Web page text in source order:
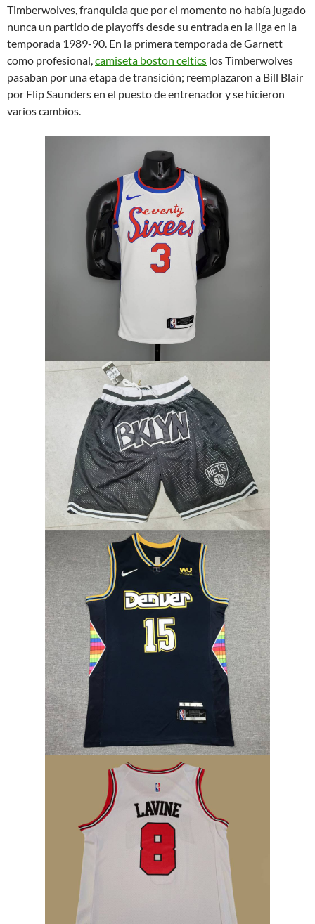
Timberwolves, franquicia que por el momento no había jugado
nunca un partido de playoffs desde su entrada en la liga en la
temporada 1989-90. En la primera temporada de Garnett
como profesional, camiseta boston celtics los Timberwolves
pasaban por una etapa de transición; reemplazaron a Bill Blair
por Flip Saunders en el puesto de entrenador y se hicieron
varios cambios.